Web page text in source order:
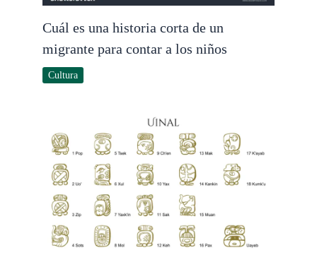
Cuál es una historia corta de un
migrante para contar a los niños
Cultura